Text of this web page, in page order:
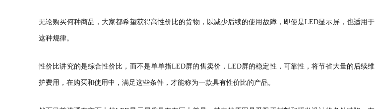
无论购买何种商品，大家都希望获得高性价比的货物，以减少后续的使用故障，即使是LED显示屏，也适用于
这种规律。
性价比讲究的是综合性价比，而不是单单指LED屏的售卖价，LED屏的稳定性，可靠性，将节省大量的后续维
护费用，在购买和使用中，满足这些条件，才能称为一款具有性价比的产品。